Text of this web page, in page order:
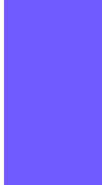
La persistance de données
Imaginons que tu développes
tous les jeux de plateau que
de remettre à chaque fois les
précédente. Il va donc être
de données soient
Il en est de même si tu crées
souhaites pas que tes
Il va donc être nécessaire
cette sauvegarde définitive,
Grossièrement, c’est un
informations. Quand on aura
récupérera les informations
quand on aura besoin de la